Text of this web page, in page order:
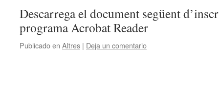
Descarrega el document següent
programa Acrobat Reader
Publicado en Altres | Deja un comentario